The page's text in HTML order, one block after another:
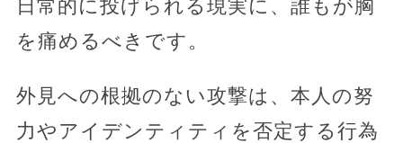
日常的に投げられる現実に、誰もが胸
を痛めるべきです。
外見への根拠のない攻撃は、本人の努
力やアイデンティティを否定する行為